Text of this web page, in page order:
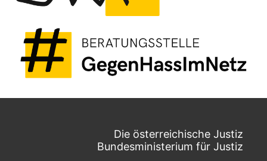
Die österreichische Justiz
Bundesministerium für Justiz